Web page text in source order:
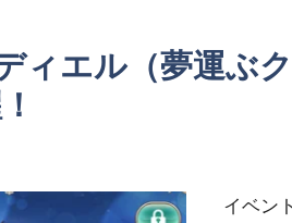
エル（夢運ぶク
イベン